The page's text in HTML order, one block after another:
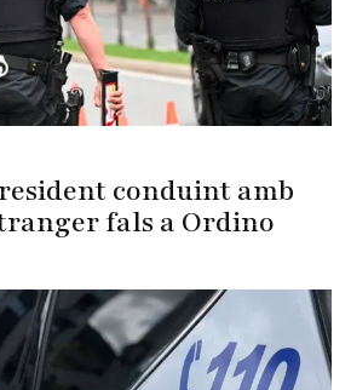
conduint amb
fals a Ordino